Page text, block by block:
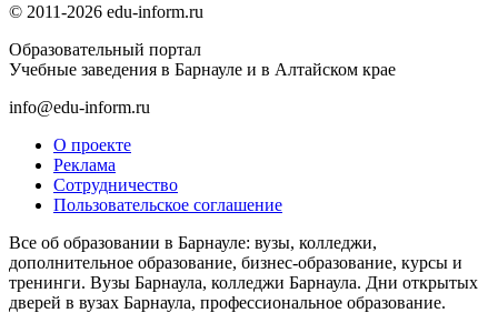
© 2011-2026 edu-inform.ru
Образовательный портал
Учебные заведения в Барнауле и в Алтайском крае
info@edu-inform.ru
О проекте
Реклама
Сотрудничество
Пользовательское соглашение
Все об образовании в Барнауле: вузы, колледжи,
дополнительное образование, бизнес-образование, курсы и
тренинги. Вузы Барнаула, колледжи Барнаула. Дни открытых
дверей в вузах Барнаула, профессиональное образование.